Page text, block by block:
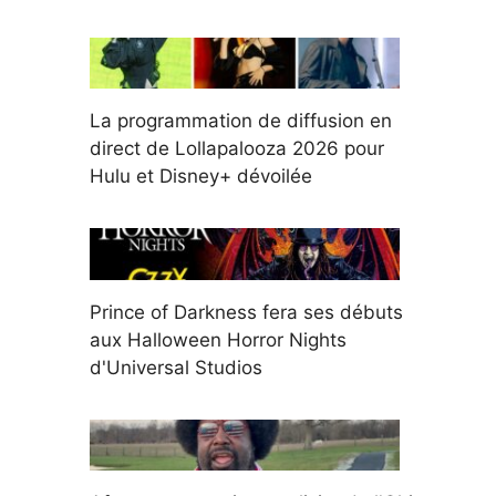
La programmation de diffusion en
direct de Lollapalooza 2026 pour
Hulu et Disney+ dévoilée
Prince of Darkness fera ses débuts
aux Halloween Horror Nights
d'Universal Studios